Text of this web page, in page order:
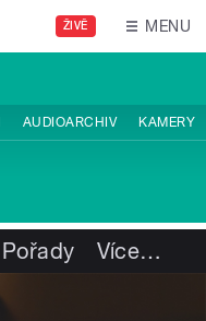
ŽIVĚ MENU
AUDIOARCHIV KAMERY
Pořady Více…